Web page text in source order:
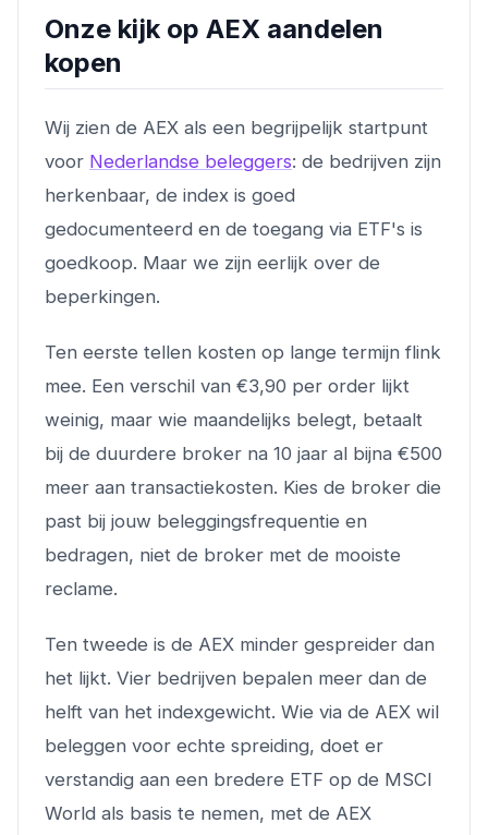
Onze kijk op AEX aandelen
kopen
Wij zien de AEX als een begrijpelijk startpunt
voor Nederlandse beleggers: de bedrijven zijn
herkenbaar, de index is goed
gedocumenteerd en de toegang via ETF's is
goedkoop. Maar we zijn eerlijk over de
beperkingen.
Ten eerste tellen kosten op lange termijn flink
mee. Een verschil van €3,90 per order lijkt
weinig, maar wie maandelijks belegt, betaalt
bij de duurdere broker na 10 jaar al bijna €500
meer aan transactiekosten. Kies de broker die
past bij jouw beleggingsfrequentie en
bedragen, niet de broker met de mooiste
reclame.
Ten tweede is de AEX minder gespreider dan
het lijkt. Vier bedrijven bepalen meer dan de
helft van het indexgewicht. Wie via de AEX wil
beleggen voor echte spreiding, doet er
verstandig aan een bredere ETF op de MSCI
World als basis te nemen, met de AEX